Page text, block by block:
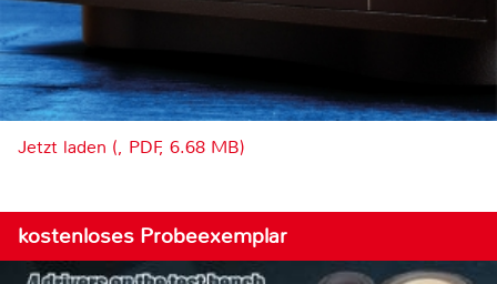
Jetzt laden (, PDF, 6.68 MB)
kostenloses Probeexemplar